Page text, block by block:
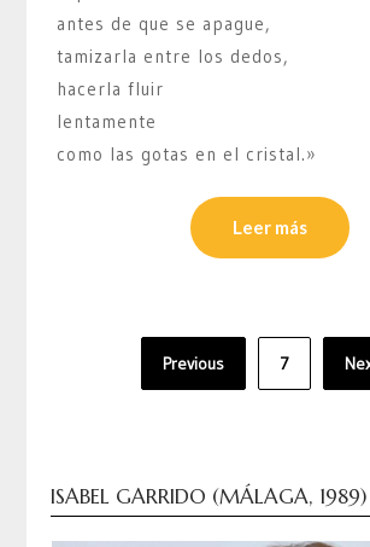
antes de que se apague,
tamizarla entre los dedos,
hacerla fluir
lentamente
como las gotas en el cristal.»
Leer más
PaginaciónPrevious 7
ISABEL GARRIDO (MÁLAGA, 1989)